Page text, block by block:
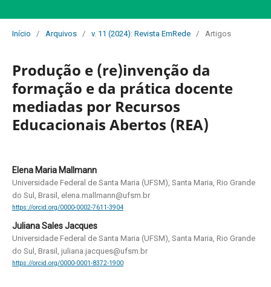
Início / Arquivos / v. 11 (2024): Revista EmRede / Artigos
Produção e (re)invenção da
formação e da prática docente
mediadas por Recursos
Educacionais Abertos (REA)
Elena Maria Mallmann
Universidade Federal de Santa Maria (UFSM), Santa Maria, Rio Grande
do Sul, Brasil, elena.mallmann@ufsm.br
https://orcid.org/0000-0002-7611-3904
Juliana Sales Jacques
Universidade Federal de Santa Maria (UFSM), Santa Maria, Rio Grande
do Sul, Brasil, juliana.jacques@ufsm.br
https://orcid.org/0000-0001-8372-1900